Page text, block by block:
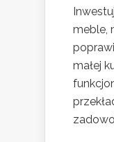
meble,
małej